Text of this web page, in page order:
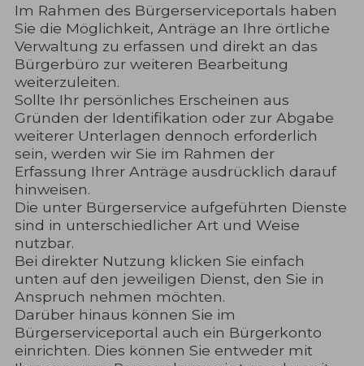
Im Rahmen des Bürgerserviceportals haben
Sie die Möglichkeit, Anträge an Ihre örtliche
Verwaltung zu erfassen und direkt an das
Bürgerbüro zur weiteren Bearbeitung
weiterzuleiten.
Sollte Ihr persönliches Erscheinen aus
Gründen der Identifikation oder zur Abgabe
weiterer Unterlagen dennoch erforderlich
sein, werden wir Sie im Rahmen der
Erfassung Ihrer Anträge ausdrücklich darauf
hinweisen.
Die unter Bürgerservice aufgeführten Dienste
sind in unterschiedlicher Art und Weise
nutzbar.
Bei direkter Nutzung klicken Sie einfach
unten auf den jeweiligen Dienst, den Sie in
Anspruch nehmen möchten.
Darüber hinaus können Sie im
Bürgerserviceportal auch ein Bürgerkonto
einrichten. Dies können Sie entweder mit